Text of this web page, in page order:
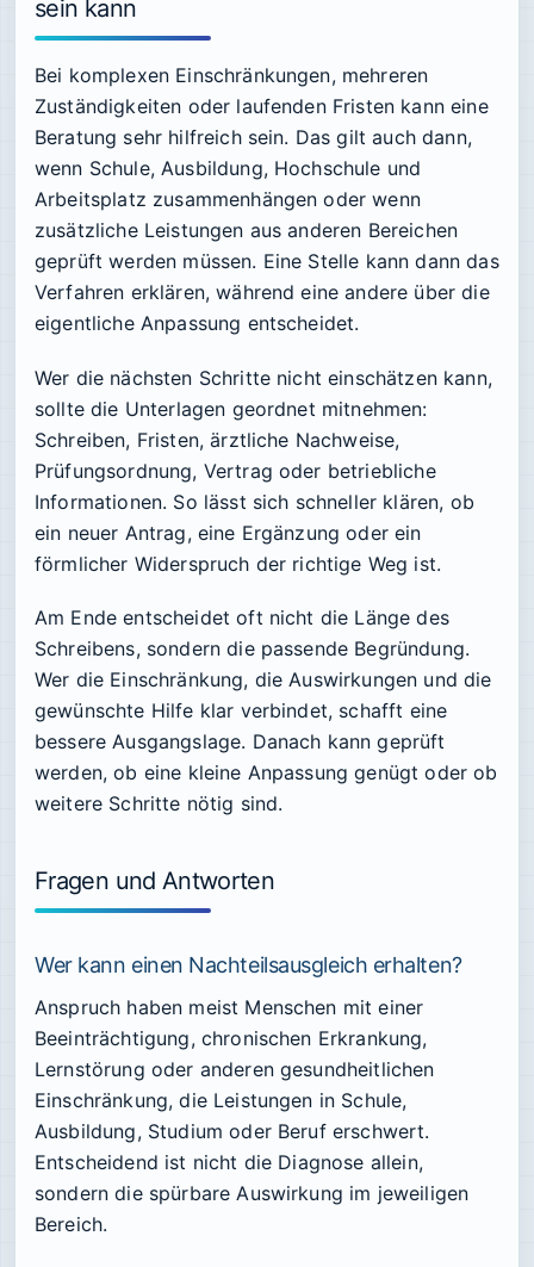
sein kann
Bei komplexen Einschränkungen, mehreren
Zuständigkeiten oder laufenden Fristen kann eine
Beratung sehr hilfreich sein. Das gilt auch dann,
wenn Schule, Ausbildung, Hochschule und
Arbeitsplatz zusammenhängen oder wenn
zusätzliche Leistungen aus anderen Bereichen
geprüft werden müssen. Eine Stelle kann dann das
Verfahren erklären, während eine andere über die
eigentliche Anpassung entscheidet.
Wer die nächsten Schritte nicht einschätzen kann,
sollte die Unterlagen geordnet mitnehmen:
Schreiben, Fristen, ärztliche Nachweise,
Prüfungsordnung, Vertrag oder betriebliche
Informationen. So lässt sich schneller klären, ob
ein neuer Antrag, eine Ergänzung oder ein
förmlicher Widerspruch der richtige Weg ist.
Am Ende entscheidet oft nicht die Länge des
Schreibens, sondern die passende Begründung.
Wer die Einschränkung, die Auswirkungen und die
gewünschte Hilfe klar verbindet, schafft eine
bessere Ausgangslage. Danach kann geprüft
werden, ob eine kleine Anpassung genügt oder ob
weitere Schritte nötig sind.
Fragen und Antworten
Wer kann einen Nachteilsausgleich erhalten?
Anspruch haben meist Menschen mit einer
Beeinträchtigung, chronischen Erkrankung,
Lernstörung oder anderen gesundheitlichen
Einschränkung, die Leistungen in Schule,
Ausbildung, Studium oder Beruf erschwert.
Entscheidend ist nicht die Diagnose allein,
sondern die spürbare Auswirkung im jeweiligen
Bereich.